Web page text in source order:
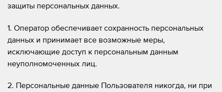
защиты персональных данных.
1. Оператор обеспечивает сохранность персональных
данных и принимает все возможные меры,
исключающие доступ к персональным данным
неуполномоченных лиц.
2. Персональные данные Пользователя никогда, ни при